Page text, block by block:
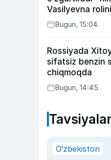
Vasilyevna
aktrisaning
kechdi?
Bugun, 15:04
Rossiyada
sifatsiz benzin
chiqmoqda
Bugun, 14:45
Tavsiyalar
O‘zbekiston